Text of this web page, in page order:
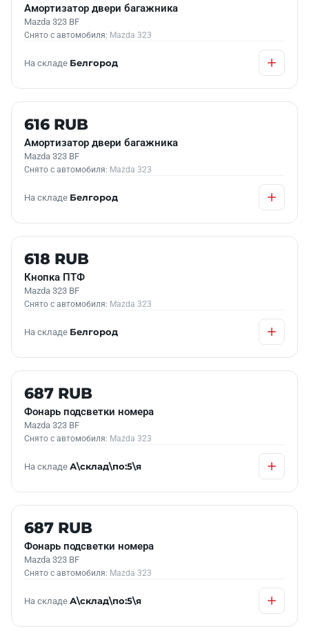
Амортизатор двери багажника
Mazda 323 BF
Снято с автомобиля: Mazda 323
На складе Белгород
Б/У В НАЛИЧИИ
616 RUB
Амортизатор двери багажника
Mazda 323 BF
Снято с автомобиля: Mazda 323
На складе Белгород
Б/У В НАЛИЧИИ
618 RUB
Кнопка ПТФ
Mazda 323 BF
Снято с автомобиля: Mazda 323
На складе Белгород
Б/У В НАЛИЧИИ
687 RUB
Фонарь подсветки номера
Mazda 323 BF
Снято с автомобиля: Mazda 323
На складе А\склад\по:5\я
Б/У В НАЛИЧИИ
687 RUB
Фонарь подсветки номера
Mazda 323 BF
Снято с автомобиля: Mazda 323
На складе А\склад\по:5\я